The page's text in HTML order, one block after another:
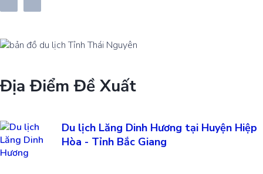
Địa Điểm Đề Xuất
Du lịch Lăng Dinh Hương tại Huyện Hiệp
Hòa - Tỉnh Bắc Giang